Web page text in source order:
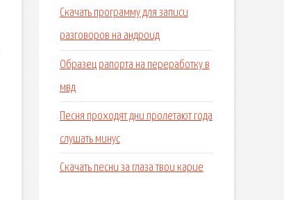
Скачать программу для записи
разговоров на андроид
Образец рапорта на переработку в
мвд
Песня проходят дни пролетают года
слушать минус
Скачать песни за глаза твои карие